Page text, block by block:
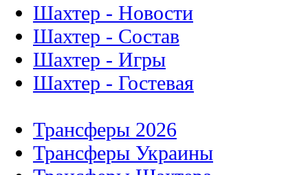
Шахтер - Новости
Шахтер - Состав
Шахтер - Игры
Шахтер - Гостевая
Трансферы 2026
Трансферы Украины